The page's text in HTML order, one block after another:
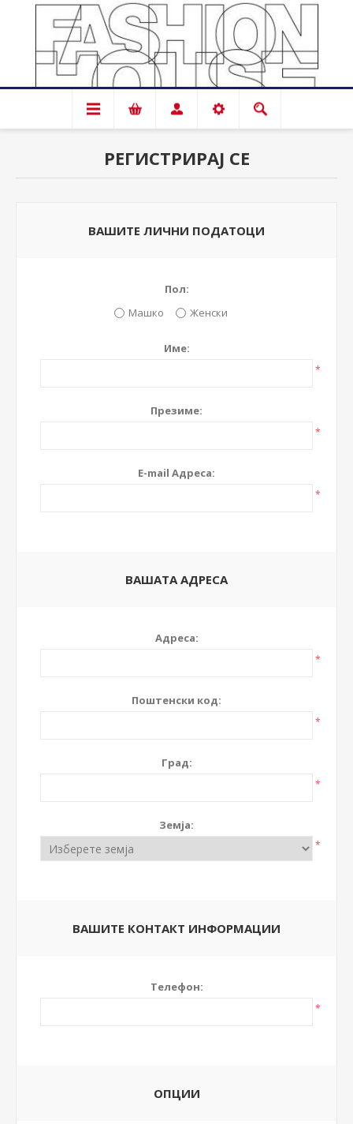
РЕГИСТРИРАЈ СЕ
ВАШИТЕ ЛИЧНИ ПОДАТОЦИ
Пол:
Машко
Женски
Име:
*
Презиме:
*
E-mail Адреса:
*
ВАШАТА АДРЕСА
Адреса:
*
Поштенски код:
*
Град:
*
Земја:
*
ВАШИТЕ КОНТАКТ ИНФОРМАЦИИ
Телефон:
*
ОПЦИИ